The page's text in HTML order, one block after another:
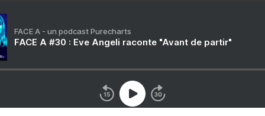
FACE A - un podcast Purecharts
FACE A #30 : Eve Angeli raconte "Avant de partir"